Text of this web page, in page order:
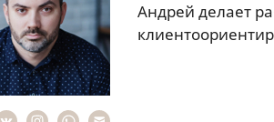
Андрей делает